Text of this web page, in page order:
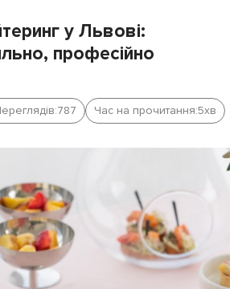
у Львові:
професійно
787 Час на прочитання:5хв